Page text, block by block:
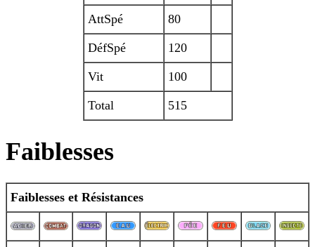
AttSpé 80
DéfSpé 120
Vit 100
Total 515
Faiblesses
Faiblesses et Résistances